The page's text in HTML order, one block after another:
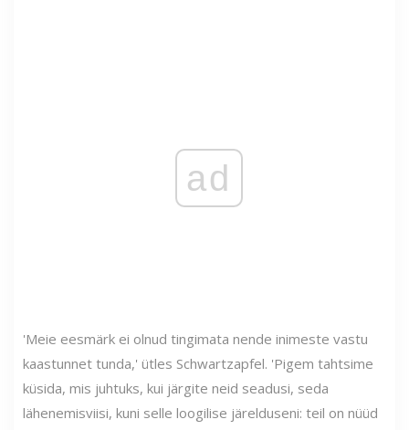
ad
'Meie eesmärk ei olnud tingimata nende inimeste vastu
kaastunnet tunda,' ütles Schwartzapfel. 'Pigem tahtsime
küsida, mis juhtuks, kui järgite neid seadusi, seda
lähenemisviisi, kuni selle loogilise järelduseni: teil on nüüd